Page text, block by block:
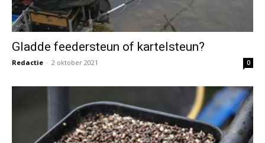
Gladde feedersteun of kartelsteun?
Redactie - 2 oktober 2021 0